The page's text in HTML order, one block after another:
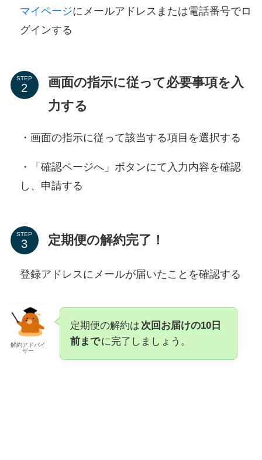
マイページにメールアドレスまたは電話番号でロ
グインする
STEP
画面の指示に従って必要事項を入
力する
・画面の指示に従って該当する項目を選択する
・「確認ページへ」ボタンにて入力内容を確認
し、申請する
STEP 定期便の解約完了！
登録アドレスにメールが届いたことを確認する
解約アドバイ
ザー
定期便の解約は 次回お届けの10日
前までに完了しましょう。